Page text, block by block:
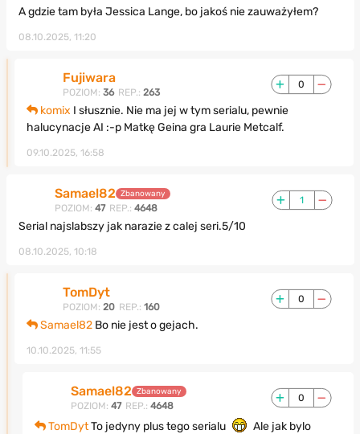
A gdzie tam była Jessica Lange, bo jakoś nie zauważyłem?
08.10.2025, 11:20
Fujiwara
POZIOM: 36 REP.: 263
0
komix I słusznie. Nie ma jej w tym serialu, pewnie
halucynacje AI :-p Matkę Geina gra Laurie Metcalf.
09.10.2025, 16:58
Samael82 Zbanowany
POZIOM: 47 REP.: 4648
1
Serial najslabszy jak narazie z calej seri.5/10
08.10.2025, 10:18
TomDyt
POZIOM: 20 REP.: 160
0
Samael82 Bo nie jest o gejach.
10.10.2025, 11:55
Samael82 Zbanowany
POZIOM: 47 REP.: 4648
0
TomDytTo jedyny plus tego serialu
Ale jak bylo